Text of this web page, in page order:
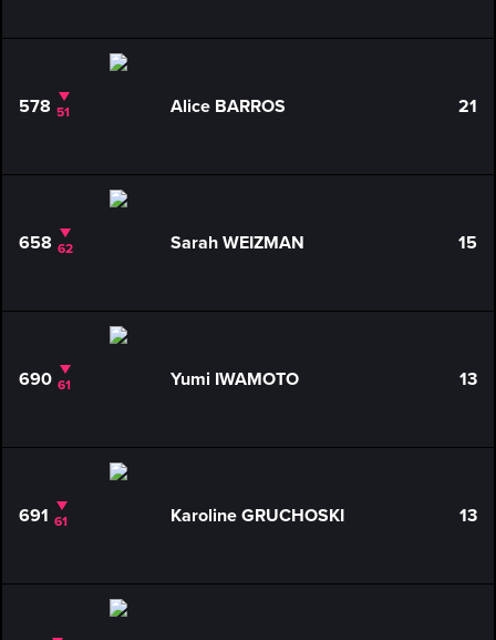
578 51 Alice BARROS 21
658 62 Sarah WEIZMAN 15
690 61 Yumi IWAMOTO 13
691 61 Karoline GRUCHOSKI 13